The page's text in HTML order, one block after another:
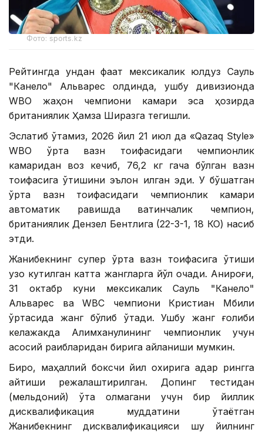
Фото: sports.kz
Рейтингда ундан фақат мексикалик юлдуз Сауль
"Канело" Альварес олдинда, ушбу дивизионда
WBО жаҳон чемпиони камари эса ҳозирда
британиялик Ҳамза Ширазга тегишли.
Эслатиб ўтамиз, 2026 йил 21 июл да «Qazaq Style»
WВО ўрта вазн тоифасидаги чемпионлик
камаридан воз кечиб, 76,2 кг гача бўлган вазн
тоифасига ўтишини эълон қилган эди. У бўшатган
ўрта вазн тоифасидаги чемпионлик камари
автоматик равишда вақтинчалик чемпион,
британиялик Дензел Бентлига (22-3-1, 18 КО) насиб
этди.
Жанибекнинг супер ўрта вазн тоифасига ўтиши
узоқ кутилган катта жангларга йўл очади. Аниқроғи,
31 октабр куни мексикалик Сауль "Канело"
Альварес ва WВC чемпиони Кристиан Мбили
ўртасида жанг бўлиб ўтади. Ушбу жанг ғолиби
келажакда Алимханулининг чемпионлик учун
асосий рақибларидан бирига айланиши мумкин.
Бироқ, маҳаллий боксчи йил охирига қадар рингга
қайтиши режалаштирилган. Допинг тестидан
(мельдоний) ўта олмагани учун бир йиллик
дисквалификация муддатини ўтаётган
Жанибекнинг дисквалификацияси шу йилнинг